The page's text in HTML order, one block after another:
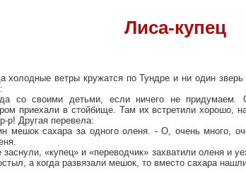
Лиса-купец
холодные ветры кружатся по Тундре и ни один
со своими детьми, если ничего не придумаем.
приехали в стойбище. Там их встретили хорошо,
р! Другая перевела:
мешок сахара за одного оленя. - О, очень много,
заснули, «купец» и «переводчик» захватили оленя и
а когда развязали мешок, то вместо сахара